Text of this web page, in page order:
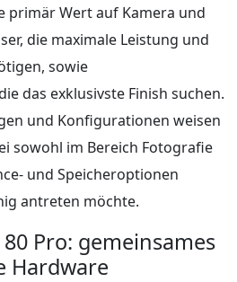
primär Wert auf Kamera und
die maximale Leistung und
sowie
das exklusivste Finish suchen.
und Konfigurationen weisen
sowohl im Bereich Fotografie
und Speicheroptionen
antreten möchte.
Pro: gemeinsames
Hardware